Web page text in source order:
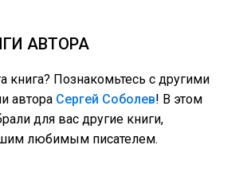
АВТОРА
книга? Познакомьтесь с другими
автора Сергей Соболев! В этом
для вас другие книги,
любимым писателем.